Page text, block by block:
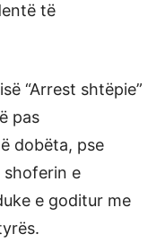
të
“Arrest shtëpie”
pas
dobëta, pse
shoferin e
e goditur me